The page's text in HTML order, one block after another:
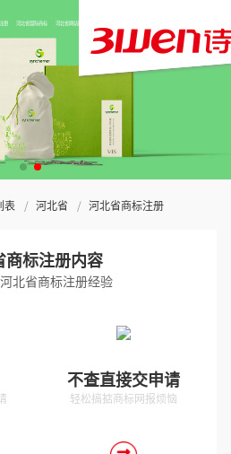
册 河北省国际商标 河北省网站制作
表 河北省 河北省商标注册
商标注册内容
北省商标注册经验
不查直接交申请
轻松搞掂商标网报烦恼